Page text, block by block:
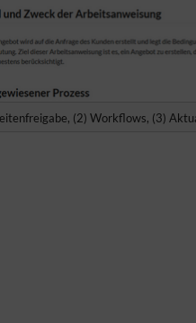
(2) Workflows, (3)